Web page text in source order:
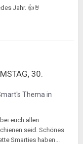
Jahr. 👍🤘
30.
's Thema in
euch allen
seid. Schönes
Smarties haben...